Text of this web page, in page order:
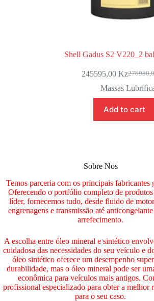
Shell Gadus S2 V220_2
245595,00 Kz
Massas
Add to cart
Sobre Nos
Temos parceria com os principais fabricantes
Oferecendo o portfólio completo de produtos
líder, fornecemos tudo, desde fluido de
engrenagens e transmissão até
arrefecimento.
A escolha entre óleo mineral e sintético
cuidadosa das necessidades do seu veículo e
óleo sintético oferece um desempenho
durabilidade, mas o óleo mineral pode ser
econômica para veículos mais antigos.
profissional especializado para obter a melhor
para o seu caso.